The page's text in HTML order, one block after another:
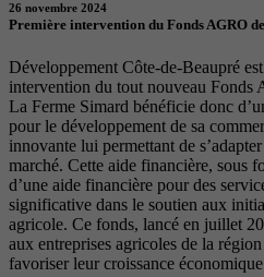
26 novembre 2024
Première intervention du Fonds AGRO
Développement Côte-de-Beaupré
intervention du tout nouveau Fonds
La Ferme Simard bénéficie donc
pour le développement de sa
innovante lui permettant de
marché. Cette aide financière, sous
d’une aide financière pour des
significative dans le soutien aux
agricole. Ce fonds, lancé en juillet
aux entreprises agricoles de la
favoriser leur croissance